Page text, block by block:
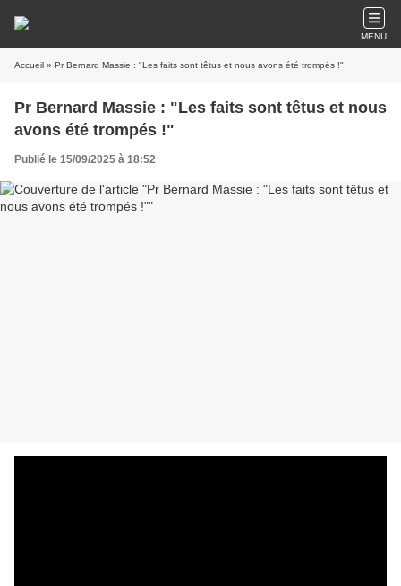
MENU
Accueil » Pr Bernard Massie : "Les faits sont têtus et nous avons été trompés !"
Pr Bernard Massie : "Les faits sont têtus et nous
avons été trompés !"
Publié le 15/09/2025 à 18:52